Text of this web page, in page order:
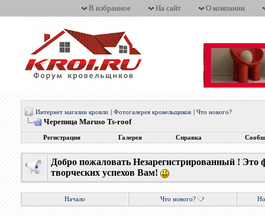
В избранное На сайт О компании
Интернет магазин кровли Фотогалерея кровельщиков Что нового?
Черепица Maruso Ts-roof
Регистрация Галерея Справка
Добро пожаловать Незарегистрированный !
творческих успехов Вам!
Начало Что нового?